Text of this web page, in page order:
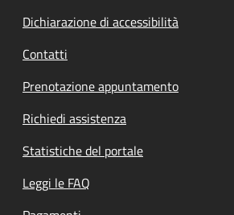
Dichiarazione di accessibilità
Contatti
Prenotazione appuntamento
Richiedi assistenza
Statistiche del portale
Leggi le FAQ